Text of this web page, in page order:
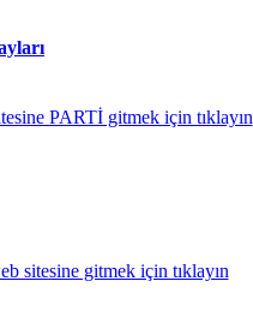
PARTİ gitmek için tıklayın
sitesine gitmek için tıklayın